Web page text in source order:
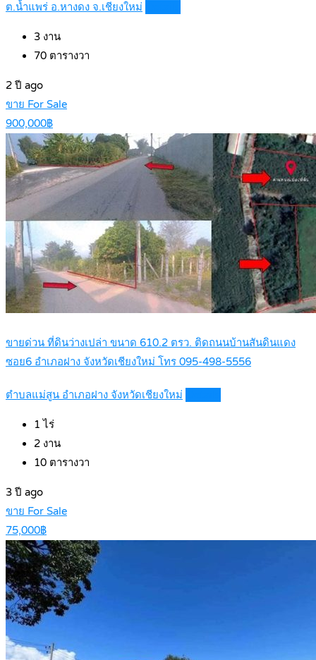
ต.น้ำแพร่ อ.หางดง จ.เชียงใหม่
3 งาน
70 ตารางวา
2 ปี ago
ขาย For Sale
900,000฿
ขายด่วน ที่ดินว่างเปล่า ขนาด 610.2 ตรว. ติดถนนบ้านสันดินแดง
ซอย6 อำเภอฝาง จังหวัดเชียงใหม่ โทร 095-498-5556
ตำบลแม่สูน อำเภอฝาง จังหวัดเชียงใหม่
1 ไร่
2 งาน
10 ตารางวา
3 ปี ago
ขาย For Sale
75,000฿